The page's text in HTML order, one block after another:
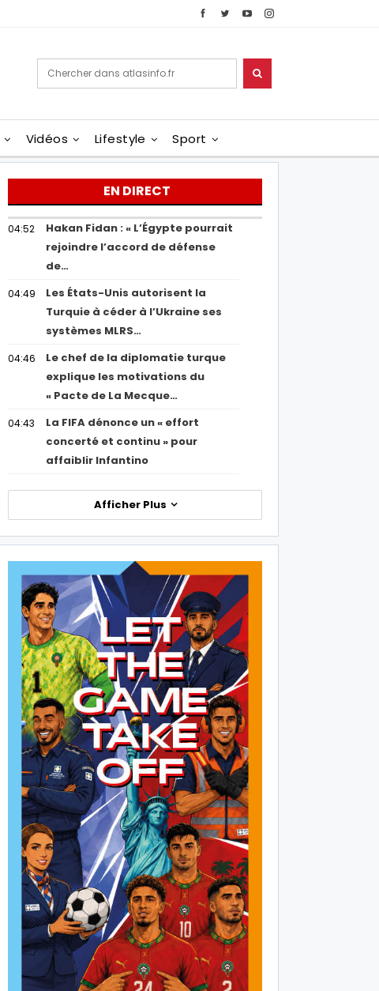
Vidéos Lifestyle Sport
EN DIRECT
04:52
Hakan Fidan : « L’Égypte pourrait
rejoindre l’accord de défense
de…
04:49
Les États-Unis autorisent la
Turquie à céder à l’Ukraine ses
systèmes MLRS…
04:46
Le chef de la diplomatie turque
explique les motivations du
« Pacte de La Mecque…
04:43
La FIFA dénonce un « effort
concerté et continu » pour
affaiblir Infantino
Afficher Plus